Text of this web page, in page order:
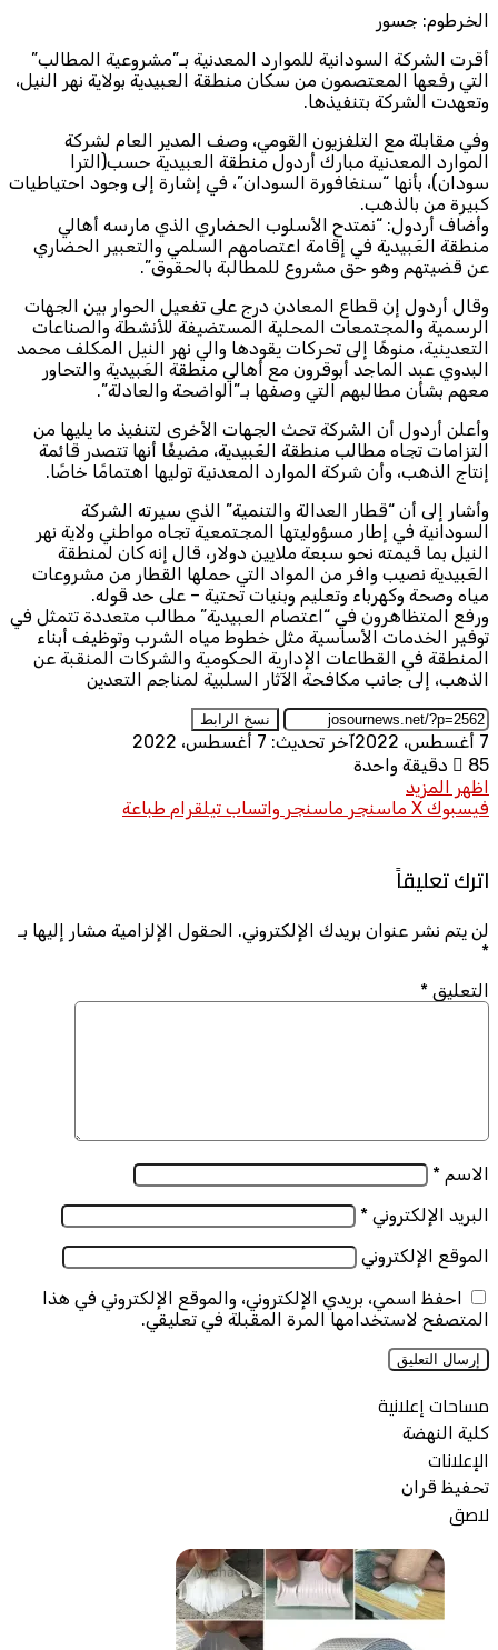
الخرطوم: جسور
أقرت الشركة السودانية للموارد المعدنية بـ”مشروعية المطالب”
التي رفعها المعتصمون من سكان منطقة العبيدية بولاية نهر النيل،
وتعهدت الشركة بتنفيذها.
وفي مقابلة مع التلفزيون القومي، وصف المدير العام لشركة
الموارد المعدنية مبارك أردول منطقة العبيدية حسب(الترا
سودان)، بأنها “سنغافورة السودان”، في إشارة إلى وجود احتياطيات
كبيرة من بالذهب.
وأضاف أردول: “نمتدح الأسلوب الحضاري الذي مارسه أهالي
منطقة العَبيدية في إقامة اعتصامهم السلمي والتعبير الحضاري
عن قضيتهم وهو حق مشروع للمطالبة بالحقوق”.
وقال أردول إن قطاع المعادن درج على تفعيل الحوار بين الجهات
الرسمية والمجتمعات المحلية المستضيفة للأنشطة والصناعات
التعدينية، منوهًا إلى تحركات يقودها والي نهر النيل المكلف محمد
البدوي عبد الماجد أبوقرون مع أهالي منطقة العَبيدية والتحاور
معهم بشأن مطالبهم التي وصفها بـ”الواضحة والعادلة”.
وأعلن أردول أن الشركة تحث الجهات الأخرى لتنفيذ ما يليها من
التزامات تجاه مطالب منطقة العَبيدية، مضيفًا أنها تتصدر قائمة
إنتاج الذهب، وأن شركة الموارد المعدنية توليها اهتمامًا خاصًا.
وأشار إلى أن “قطار العدالة والتنمية” الذي سيرته الشركة
السودانية في إطار مسؤوليتها المجتمعية تجاه مواطني ولاية نهر
النيل بما قيمته نحو سبعة ملايين دولار، قال إنه كان لمنطقة
العَبيدية نصيب وافر من المواد التي حملها القطار من مشروعات
مياه وصحة وكهرباء وتعليم وبنيات تحتية – على حد قوله.
ورفع المتظاهرون في “اعتصام العبيدية” مطالب متعددة تتمثل في
توفير الخدمات الأساسية مثل خطوط مياه الشرب وتوظيف أبناء
المنطقة في القطاعات الإدارية الحكومية والشركات المنقبة عن
الذهب، إلى جانب مكافحة الآثار السلبية لمناجم التعدين
نسخ الرابط
7 أغسطس، 2022
آخر تحديث: 7 أغسطس، 2022
85
دقيقة واحدة
اظهر المزيد
فيسبوك X ماسنجر ماسنجر واتساب تيلقرام طباعة
اترك تعليقاً
لن يتم نشر عنوان بريدك الإلكتروني.
الحقول الإلزامية مشار إليها بـ
*
التعليق *
الاسم *
البريد الإلكتروني *
الموقع الإلكتروني
احفظ اسمي، بريدي الإلكتروني، والموقع الإلكتروني في هذا
المتصفح لاستخدامها المرة المقبلة في تعليقي.
مساحات إعلانية
كلية النهضة
الإعلانات
تحفيظ قران
لاصق